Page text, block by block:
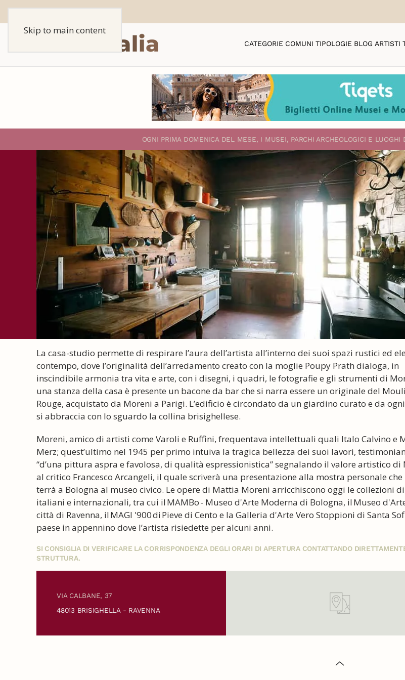
Skip to main content
CATEGORIE COMUNI TIPOLOGIE BLOG ARTISTI
OGNI PRIMA DOMENICA DEL MESE, I MUSEI, PARCHI ARCHEOLOGICI E LUOGHI
La casa-studio permette di respirare l’aura dell’artista all’interno dei suoi spazi rustici ed
contempo, dove l’originalità dell’arredamento creato con la moglie Poupy Prath dialoga, in
inscindibile armonia tra vita e arte, con i disegni, i quadri, le fotografie e gli strumenti di
una stanza della casa è presente un bacone da bar che si narra essere un originale del
Rouge, acquistato da Moreni a Parigi. L’edificio è circondato da un giardino curato e da
si abbraccia con lo sguardo la collina brisighellese.
Moreni, amico di artisti come Varoli e Ruffini, frequentava intellettuali quali Italo Calvino e
Merz; quest’ultimo nel 1945 per primo intuiva la tragica bellezza dei suoi lavori,
“d’una pittura aspra e favolosa, di qualità espressionistica” segnalando il valore artistico di
al critico Francesco Arcangeli, il quale scriverà una presentazione alla mostra personale che
terrà a Bologna al museo civico. Le opere di Mattia Moreni arricchiscono oggi le collezioni
italiani e internazionali, tra cui il MAMBo - Museo d'Arte Moderna di Bologna, il Museo
città di Ravenna, il MAGI '900 di Pieve di Cento e la Galleria d'Arte Vero Stoppioni di Santa
paese in appennino dove l’artista risiedette per alcuni anni.
SI CONSIGLIA DI VERIFICARE LA CORRISPONDENZA DEGLI ORARI DI APERTURA CONTATTANDO
STRUTTURA.
VIA CALBANE, 37
48013 BRISIGHELLA - RAVENNA